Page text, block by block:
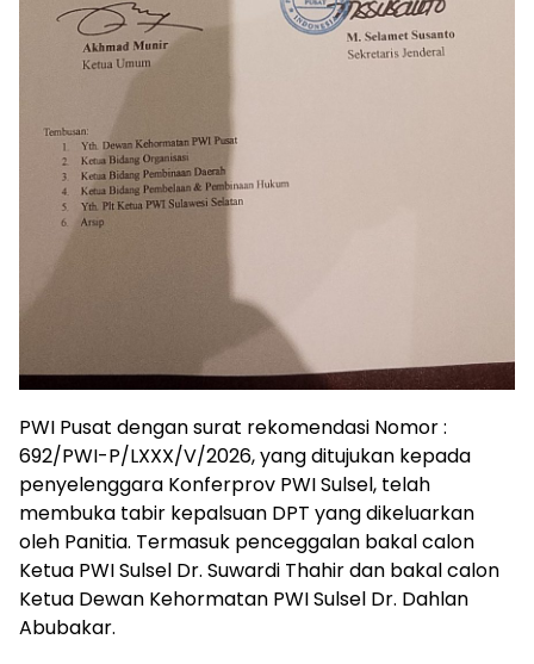
PWI Pusat dengan surat rekomendasi Nomor :
692/PWI-P/LXXX/V/2026, yang ditujukan kepada
penyelenggara Konferprov PWI Sulsel, telah
membuka tabir kepalsuan DPT yang dikeluarkan
oleh Panitia. Termasuk penceggalan bakal calon
Ketua PWI Sulsel Dr. Suwardi Thahir dan bakal calon
Ketua Dewan Kehormatan PWI Sulsel Dr. Dahlan
Abubakar.